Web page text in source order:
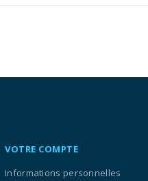
VOTRE COMPTE
Informations personnelles